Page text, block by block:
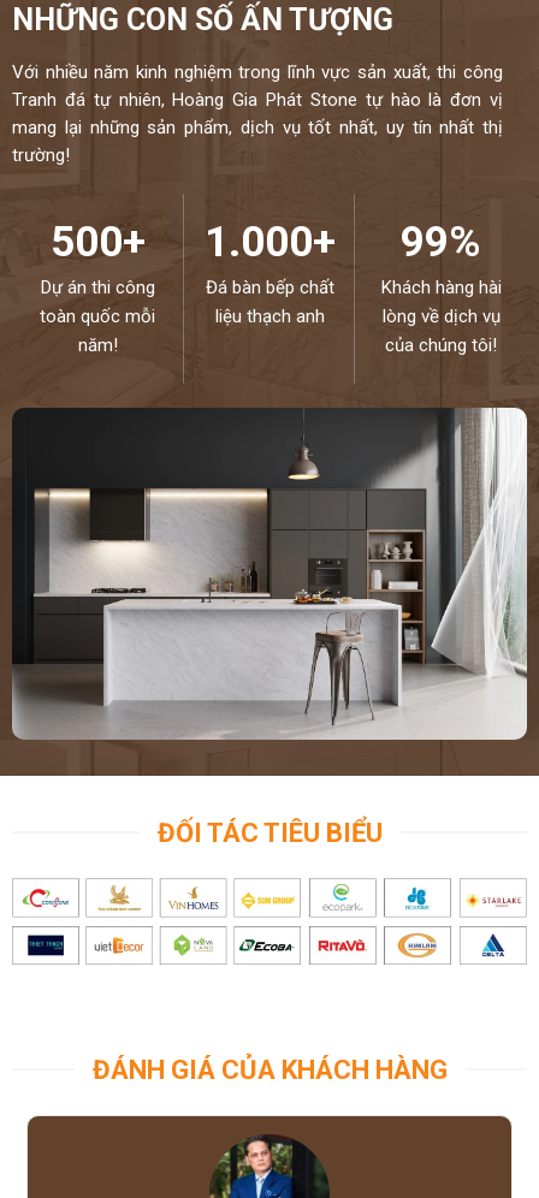
NHỮNG CON SỐ ẤN TƯỢNG
Với nhiều năm kinh nghiệm trong lĩnh vực sản xuất, thi công
Tranh đá tự nhiên, Hoàng Gia Phát Stone tự hào là đơn vị
mang lại những sản phẩm, dịch vụ tốt nhất, uy tín nhất thị
trường!
500+
Dự án thi công
toàn quốc mỗi
năm!
1.000+
Đá bàn bếp chất
liệu thạch anh
99%
Khách hàng hài
lòng về dịch vụ
của chúng tôi!
ĐỐI TÁC TIÊU BIỂU
ĐÁNH GIÁ CỦA KHÁCH HÀNG